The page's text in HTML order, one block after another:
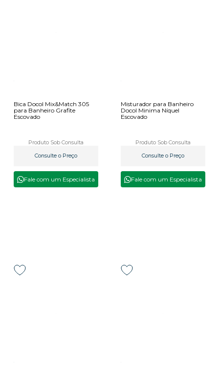
Bica Docol Mix&Match 305
para Banheiro Grafite
Escovado
Produto Sob Consulta
Consulte o Preço
Fale com um Especialista
Misturador para Banheiro
Docol Minima Níquel
Escovado
Produto Sob Consulta
Consulte o Preço
Fale com um Especialista